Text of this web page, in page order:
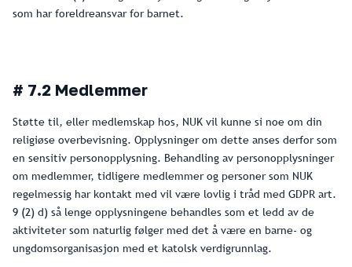
som har foreldreansvar for barnet.
# 7.2 Medlemmer
Støtte til, eller medlemskap hos, NUK vil kunne si noe om din
religiøse overbevisning. Opplysninger om dette anses derfor som
en sensitiv personopplysning. Behandling av personopplysninger
om medlemmer, tidligere medlemmer og personer som NUK
regelmessig har kontakt med vil være lovlig i tråd med GDPR art.
9 (2) d) så lenge opplysningene behandles som et ledd av de
aktiviteter som naturlig følger med det å være en barne- og
ungdomsorganisasjon med et katolsk verdigrunnlag.